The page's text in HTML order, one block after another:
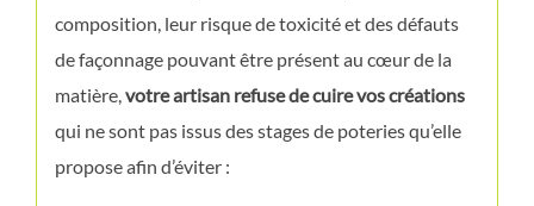
composition, leur risque de toxicité et des défauts
de façonnage pouvant être présent au cœur de la
matière,votre artisan refuse de cuire vos créations
qui ne sont pas issus des stages de poteries qu’elle
propose afin d’éviter :